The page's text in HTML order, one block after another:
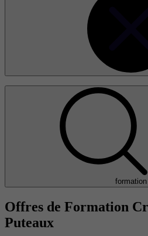
formation
Offres de Formation
Puteaux